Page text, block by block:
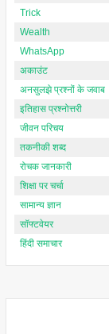
Trick
Wealth
WhatsApp
अकाउंट
अनसुलझे प्रश्नों के जवाब
इतिहास प्रश्नोत्तरी
जीवन परिचय
तकनीकी शब्द
रोचक जानकारी
शिक्षा पर चर्चा
सामान्य ज्ञान
सॉफ्टवेयर
हिंदी समाचार